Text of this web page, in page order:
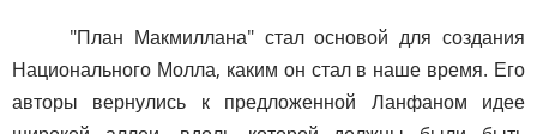
"План Макмиллана" стал основой для создания
Национального Молла, каким он стал в наше время. Его
авторы вернулись к предложенной Ланфаном идее